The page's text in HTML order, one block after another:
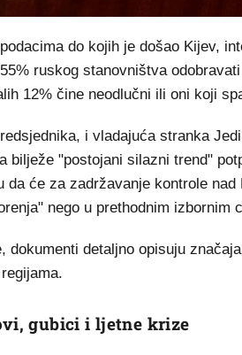
do kojih je došao Kijev,
ruskog stanovništva
12% čine neodlučni ili oni koji
i vladajuća stranka
bilježe "postojani silazni trend"
da će za zadržavanje kontrole
nego u prethodnim izbornim
dokumenti detaljno opisuju
gubici i ljetne krize